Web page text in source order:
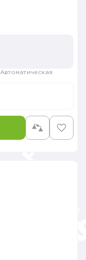
Автоматическая